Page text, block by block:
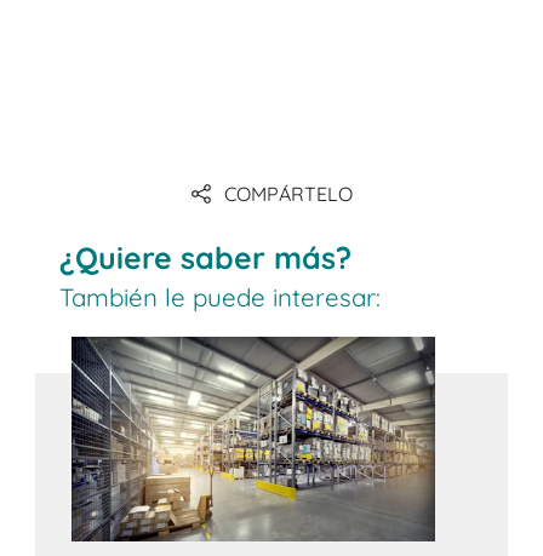
COMPÁRTELO
¿Quiere saber más?
También le puede interesar: